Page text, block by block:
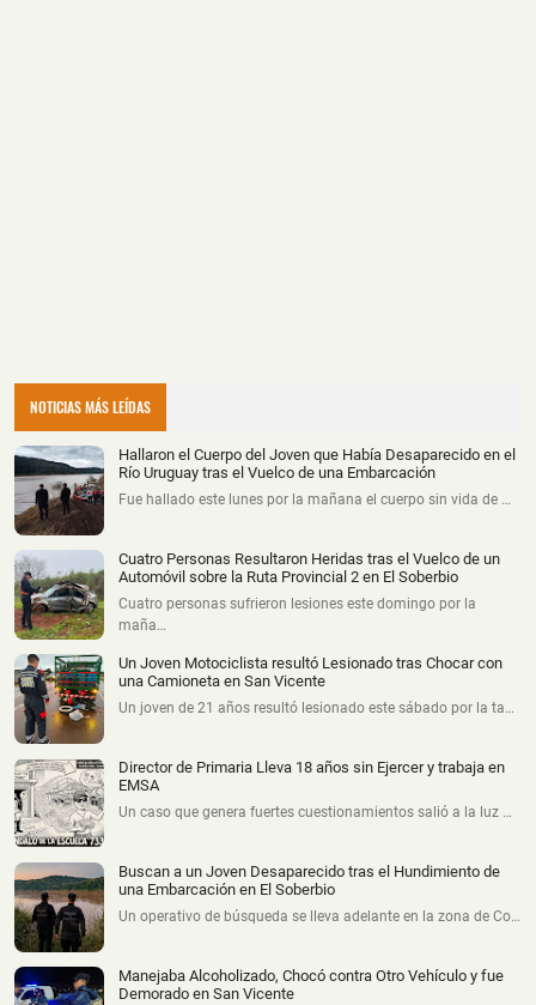
NOTICIAS MÁS LEÍDAS
Hallaron el Cuerpo del Joven que Había Desaparecido en el
Río Uruguay tras el Vuelco de una Embarcación
Fue hallado este lunes por la mañana el cuerpo sin vida de …
Cuatro Personas Resultaron Heridas tras el Vuelco de un
Automóvil sobre la Ruta Provincial 2 en El Soberbio
Cuatro personas sufrieron lesiones este domingo por la
maña…
Un Joven Motociclista resultó Lesionado tras Chocar con
una Camioneta en San Vicente
Un joven de 21 años resultó lesionado este sábado por la ta…
Director de Primaria Lleva 18 años sin Ejercer y trabaja en
EMSA
Un caso que genera fuertes cuestionamientos salió a la luz …
Buscan a un Joven Desaparecido tras el Hundimiento de
una Embarcación en El Soberbio
Un operativo de búsqueda se lleva adelante en la zona de Co…
Manejaba Alcoholizado, Chocó contra Otro Vehículo y fue
Demorado en San Vicente